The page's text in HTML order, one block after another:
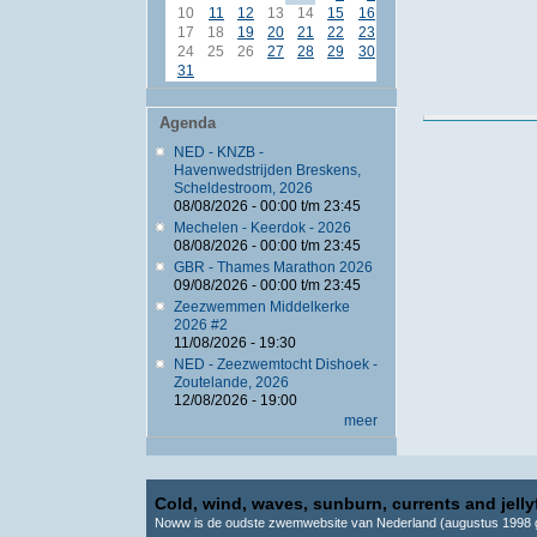
10
11 12 13 14 15
16
17
18 19 20 21 22
23
24
25 26 27 28 29
30
31
Agenda
NED - KNZB -
Havenwedstrijden Breskens,
Scheldestroom, 2026
08/08/2026 - 00:00t/m 23:45
Mechelen - Keerdok - 2026
08/08/2026 - 00:00t/m 23:45
GBR - Thames Marathon 2026
09/08/2026 - 00:00t/m 23:45
Zeezwemmen Middelkerke
2026 #2
11/08/2026 - 19:30
NED - Zeezwemtocht Dishoek -
Zoutelande, 2026
12/08/2026 - 19:00
meer
Cold, wind, waves, sunburn, currents and
Noww is de oudste zwemwebsite van Nederland (augustus 1998